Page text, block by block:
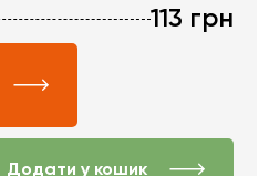
113 грн
Додати у кошик